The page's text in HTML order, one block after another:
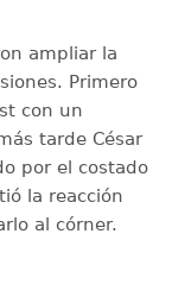
ampliar la
Primero
con un
tarde César
por el costado
la reacción
al córner.